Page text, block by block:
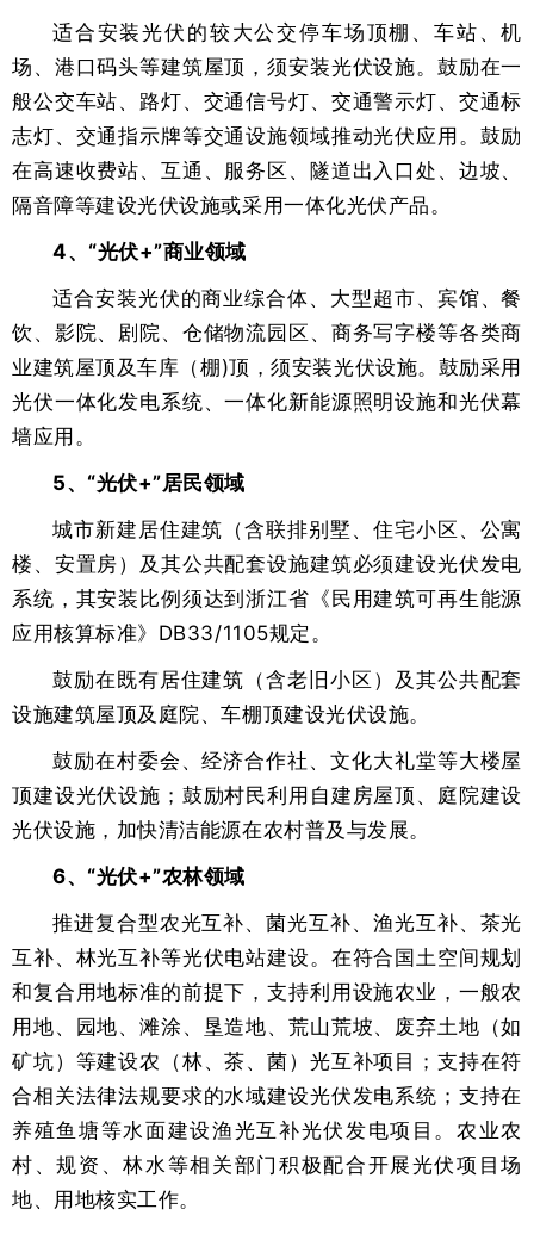
适合安装光伏的较大公交停车场顶棚、车站、机
场、港口码头等建筑屋顶，须安装光伏设施。鼓励在一
般公交车站、路灯、交通信号灯、交通警示灯、交通标
志灯、交通指示牌等交通设施领域推动光伏应用。鼓励
在高速收费站、互通、服务区、隧道出入口处、边坡、
隔音障等建设光伏设施或采用一体化光伏产品。
4、“光伏+”商业领域
适合安装光伏的商业综合体、大型超市、宾馆、餐
饮、影院、剧院、仓储物流园区、商务写字楼等各类商
业建筑屋顶及车库（棚)顶，须安装光伏设施。鼓励采用
光伏一体化发电系统、一体化新能源照明设施和光伏幕
墙应用。
5、“光伏+”居民领域
城市新建居住建筑（含联排别墅、住宅小区、公寓
楼、安置房）及其公共配套设施建筑必须建设光伏发电
系统，其安装比例须达到浙江省《民用建筑可再生能源
应用核算标准》DB33/1105规定。
鼓励在既有居住建筑（含老旧小区）及其公共配套
设施建筑屋顶及庭院、车棚顶建设光伏设施。
鼓励在村委会、经济合作社、文化大礼堂等大楼屋
顶建设光伏设施；鼓励村民利用自建房屋顶、庭院建设
光伏设施，加快清洁能源在农村普及与发展。
6、“光伏+”农林领域
推进复合型农光互补、菌光互补、渔光互补、茶光
互补、林光互补等光伏电站建设。在符合国土空间规划
和复合用地标准的前提下，支持利用设施农业，一般农
用地、园地、滩涂、垦造地、荒山荒坡、废弃土地（如
矿坑）等建设农（林、茶、菌）光互补项目；支持在符
合相关法律法规要求的水域建设光伏发电系统；支持在
养殖鱼塘等水面建设渔光互补光伏发电项目。农业农
村、规资、林水等相关部门积极配合开展光伏项目场
地、用地核实工作。